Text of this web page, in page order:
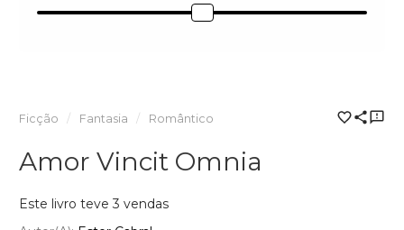
Ficção Fantasia Romântico
Amor Vincit Omnia
Este livro teve 3 vendas